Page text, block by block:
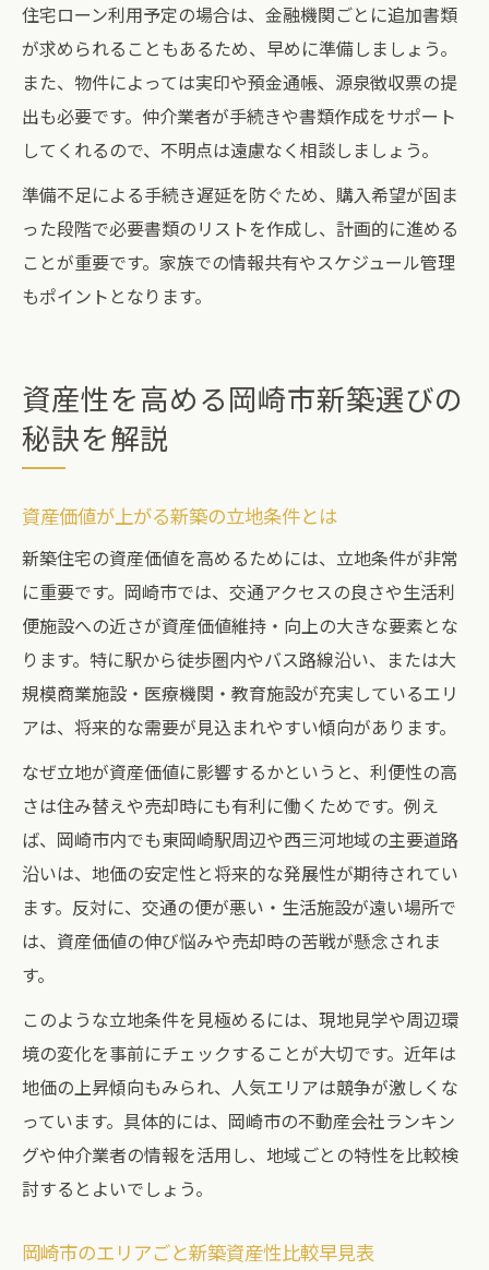
住宅ローン利用予定の場合は、金融機関ごとに追加書類
が求められることもあるため、早めに準備しましょう。
また、物件によっては実印や預金通帳、源泉徴収票の提
出も必要です。仲介業者が手続きや書類作成をサポート
してくれるので、不明点は遠慮なく相談しましょう。
準備不足による手続き遅延を防ぐため、購入希望が固ま
った段階で必要書類のリストを作成し、計画的に進める
ことが重要です。家族での情報共有やスケジュール管理
もポイントとなります。
資産性を高める岡崎市新築選びの
秘訣を解説
資産価値が上がる新築の立地条件とは
新築住宅の資産価値を高めるためには、立地条件が非常
に重要です。岡崎市では、交通アクセスの良さや生活利
便施設への近さが資産価値維持・向上の大きな要素とな
ります。特に駅から徒歩圏内やバス路線沿い、または大
規模商業施設・医療機関・教育施設が充実しているエリ
アは、将来的な需要が見込まれやすい傾向があります。
なぜ立地が資産価値に影響するかというと、利便性の高
さは住み替えや売却時にも有利に働くためです。例え
ば、岡崎市内でも東岡崎駅周辺や西三河地域の主要道路
沿いは、地価の安定性と将来的な発展性が期待されてい
ます。反対に、交通の便が悪い・生活施設が遠い場所で
は、資産価値の伸び悩みや売却時の苦戦が懸念されま
す。
このような立地条件を見極めるには、現地見学や周辺環
境の変化を事前にチェックすることが大切です。近年は
地価の上昇傾向もみられ、人気エリアは競争が激しくな
っています。具体的には、岡崎市の不動産会社ランキン
グや仲介業者の情報を活用し、地域ごとの特性を比較検
討するとよいでしょう。
岡崎市のエリアごと新築資産性比較早見表